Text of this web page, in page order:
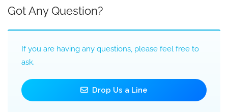
Got Any Question?
If you are having any questions, please feel free to
ask.
Drop Us a Line